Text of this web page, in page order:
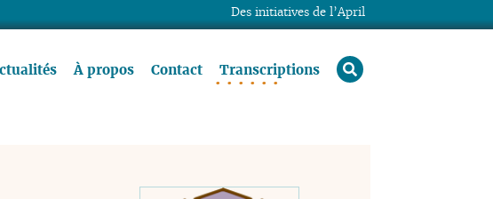
À propos Contact Transcriptions rechercher
Des initiatives de l’April